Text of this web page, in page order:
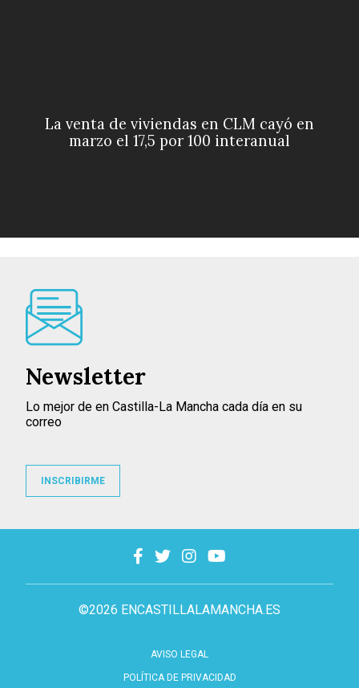
La venta de viviendas en CLM cayó en
marzo el 17,5 por 100 interanual
©2026 ENCASTILLALAMANCHA.ES
AVISO LEGAL
POLÍTICA DE PRIVACIDAD
Newsletter
Lo mejor de en Castilla-La Mancha cada día en su
correo
INSCRIBIRME